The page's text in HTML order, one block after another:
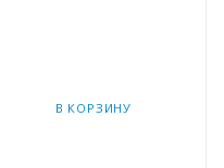
В КОРЗИНУ